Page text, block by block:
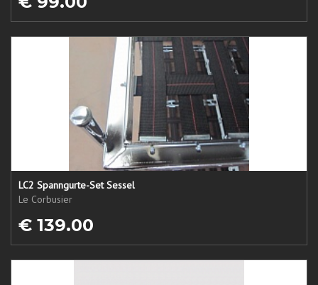
LC2 Spanngurte-Set Sessel
Le Corbusier
€ 139.00